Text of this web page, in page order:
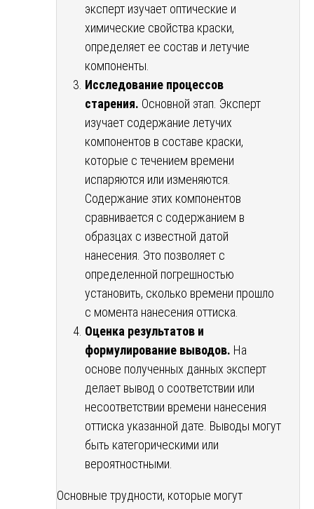
эксперт изучает оптические и
химические свойства краски,
определяет ее состав и летучие
компоненты.
Исследование процессов
старения. Основной этап. Эксперт
изучает содержание летучих
компонентов в составе краски,
которые с течением времени
испаряются или изменяются.
Содержание этих компонентов
сравнивается с содержанием в
образцах с известной датой
нанесения. Это позволяет с
определенной погрешностью
установить, сколько времени прошло
с момента нанесения оттиска.
Оценка результатов и
формулирование выводов. На
основе полученных данных эксперт
делает вывод о соответствии или
несоответствии времени нанесения
оттиска указанной дате. Выводы могут
быть категорическими или
вероятностными.
Основные трудности, которые могут